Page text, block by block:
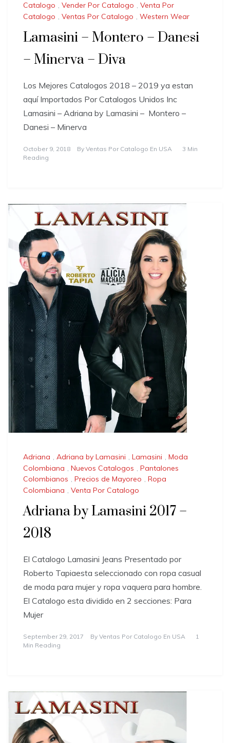
Catalogo , Vender Por Catalogo , Venta Por
Catalogo , Ventas Por Catalogo , Western Wear
Lamasini – Montero – Danesi
– Minerva – Diva
Los Mejores Catalogos 2018 – 2019 ya estan
aquí Importados Por Catalogos Unidos Inc
Lamasini – Adriana by Lamasini – Montero –
Danesi – Minerva
October 9, 2018 By Ventas Por Catalogo En USA
3 Min
Reading
Adriana , Adriana by Lamasini , Lamasini , Moda
Colombiana , Nuevos Catalogos , Pantalones
Colombianos , Precios de Mayoreo , Ropa
Colombiana , Venta Por Catalogo
Adriana by Lamasini 2017 –
2018
El Catalogo Lamasini Jeans Presentado por
Roberto Tapiaesta seleccionado con ropa casual
de moda para mujer y ropa vaquera para hombre.
El Catalogo esta dividido en 2 secciones: Para
Mujer
September 29, 2017 By Ventas Por Catalogo En USA
1
Min Reading